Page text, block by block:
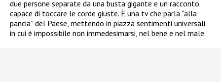
due persone separate da una busta gigante e un racconto
capace di toccare le corde giuste. È una tv che parla “alla
pancia” del Paese, mettendo in piazza sentimenti universali
in cui è impossibile non immedesimarsi, nel bene e nel male.